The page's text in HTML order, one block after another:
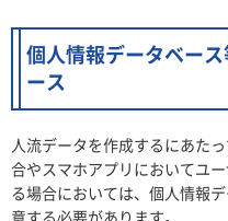
個人情報データベー
ース
人流データを作成するにあた
合やスマホアプリにおいてユ
る場合においては、個人情報
意する必要があります。